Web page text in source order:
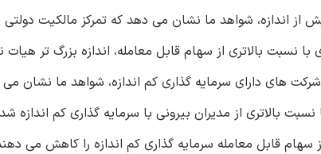
از اندازه، شواهد ما نشان می دهد که تمرکز مالکیت
نسبت بالاتری از سهام قابل معامله، اندازه بزرگ تر هیات
های دارای سرمایه گذاری کم اندازه، شواهد ما نشان
نسبت بالاتری از مدیران بیرونی با سرمایه گذاری کم
از سهام قابل معامله سرمایه گذاری کم اندازه را کاهش می